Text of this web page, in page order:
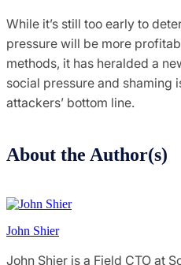
While it’s still too early to
pressure will be more
methods, it has heralded a
social pressure and shaming
attackers’ bottom line.
About the Author(s)
John Shier
John Shier is a Field CTO at